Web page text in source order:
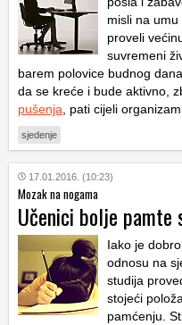
misli na
proveli
suvremeni
barem polovice budnog
da se kreće i bude aktivno,
pušenja, pati cijeli
sjedenje
17.01.2016. (10:23)
Mozak na nogama
Učenici bolje pamte
Iako je
odnosu na
studija
stojeći
pamćenju.